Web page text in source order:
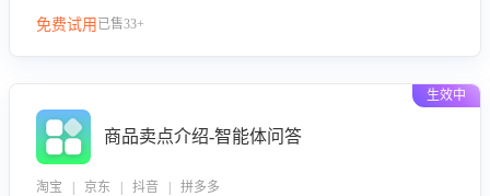
免费试用 已售33+
生效中
商品卖点介绍-智能体问答
淘宝 | 京东 | 抖音 | 拼多多